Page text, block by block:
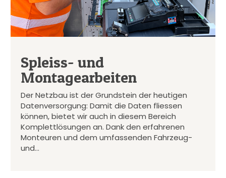
Spleiss- und
Montagearbeiten
Der Netzbau ist der Grundstein der heutigen
Datenversorgung: Damit die Daten fliessen
können, bietet wir auch in diesem Bereich
Komplettlösungen an. Dank den erfahrenen
Monteuren und dem umfassenden Fahrzeug-
und…